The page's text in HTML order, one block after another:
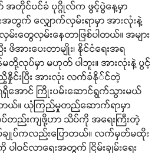
အတိုင်ပင်ခံ ပုဂ္ဂိုလ်က ဖွင့်ပွဲနေ့မှာ
အတွက် လျှောက်လှမ်းရာမှာ အားလုံးနဲ့
လှမ်းတွေလှမ်းနေတာဖြစ်ပါတယ်။ အများ
အားပေးတာမျိုး၊ နိုင်ငံရေးအရ
တို့လုပ်မှာ မဟုတ် ပါဘူး။ အားလုံးနဲ့ ပွင့်
နှိုင်းပြီး အားလုံး လက်ခံနို်င်တဲ့
ောင် ကြိုးပမ်းဆောင်ရွက်သွားမယ်
ရှိတယ်။ ယုံကြည်မှုတည်ဆောက်ရာမှာ
တည်းကျဖို့ဟာ သိပ်ကို အရေးကြီးတဲ့
ချုပ်ကလည်းပြောတယ်။ လက်မှတ်မထိုး
ါဝင်လာရေးအတွက် ငြိမ်းချမ်းရေး